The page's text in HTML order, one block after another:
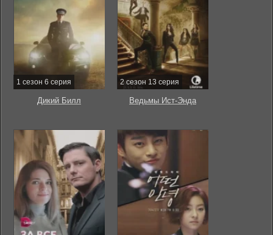
1 сезон 6 серия
Дикий Билл
2 сезон 13 серия
Ведьмы Ист-Энда